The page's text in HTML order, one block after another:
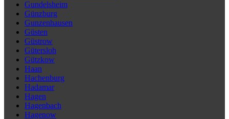
Gundelsheim
Günzburg
Gunzenhausen
Güsten
Güstrow
Gütersloh
Gützkow
Haan
Hachenburg
Hadamar
Hagen
Hagenbach
Hagenow